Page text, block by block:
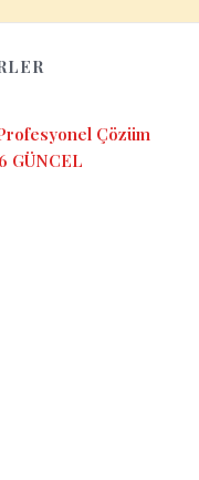
Çözüm
GÜNCEL